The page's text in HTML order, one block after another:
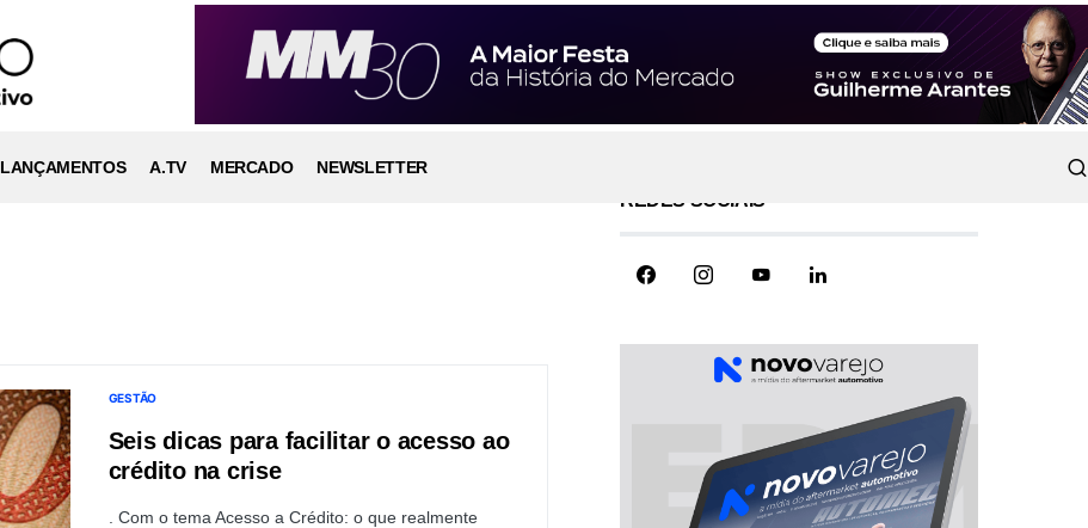
LANÇAMENTOS A.TV MERCADO
NEWSLETTER
GESTÃO
Seis dicas para facilitar o acesso ao
crédito na crise
. Com o tema Acesso a Crédito: o que realmente
REDES SOCIAIS